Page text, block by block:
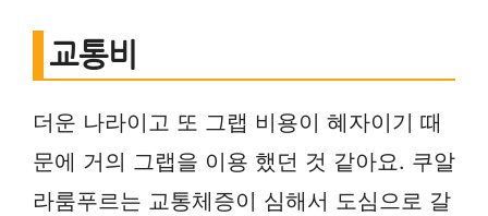
교통비
더운 나라이고 또 그랩 비용이 혜자이기 때
문에 거의 그랩을 이용 했던 것 같아요. 쿠알
라룸푸르는 교통체증이 심해서 도심으로 갈